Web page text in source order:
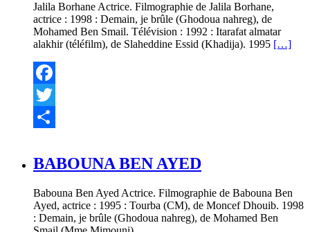
Jalila Borhane Actrice. Filmographie de Jalila Borhane,
actrice : 1998 : Demain, je brûle (Ghodoua nahreg), de
Mohamed Ben Smail. Télévision : 1992 : Itarafat almatar
alakhir (téléfilm), de Slaheddine Essid (Khadija). 1995 […]
Facebook
Twitter
BABOUNA BEN AYED
Babouna Ben Ayed Actrice. Filmographie de Babouna Ben
Ayed, actrice : 1995 : Tourba (CM), de Moncef Dhouib. 1998
: Demain, je brûle (Ghodoua nahreg), de Mohamed Ben